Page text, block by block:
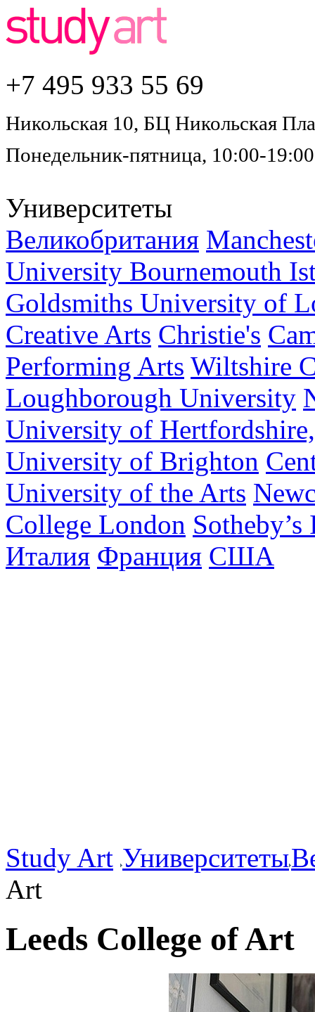
+7 495 933 55 69
Никольская 10, БЦ Никольская
Понедельник-пятница, 10:00-19:00
Университеты
Великобритания
University Bournemouth
Goldsmiths University of
Creative Arts Christie's
Performing Arts Wiltshire
Loughborough University
University of
University of Brighton
University of the Arts
College London
Италия Франция США
Study Art Университеты
Art
Leeds College of Art